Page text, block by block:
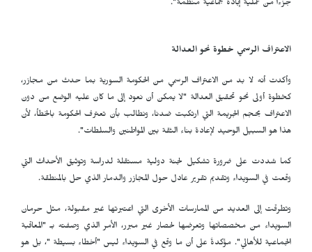
جزءاً من عملية إبادة جماعية منظمة".
الاعتراف الرسمي خطوة نحو العدالة
وأكدت أنه لا بد من الاعتراف الرسمي من الحكومة السورية بما حدث من مجازر،
كخطوة أولى نحو تحقيق العدالة "لا يمكن أن نعود إلى ما كان عليه الوضع من دون
الاعتراف بحجم الجريمة التي ارتكبت ضدنا، ونطالب بأن تعترف الحكومة بالخطأ، لأن
هذا هو السبيل الوحيد لإعادة بناء الثقة بين المواطنين والسلطات".
كما شددت على ضرورة تشكيل لجنة دولية مستقلة لدراسة وتوثيق الأحداث التي
وقعت في السويداء وتقديم تقرير عادل حول المجازر والدمار الذي حل بالمنطقة.
وتطرقت إلى العديد من الممارسات الأخرى التي اعتبرتها غير مقبولة، مثل حرمان
السويداء من مخصصاتها وتعرضها لحصار غير مبرر، الأمر الذي وصفته بـ "المعاقبة
الجماعية للأهالي". مؤكدةً على أن ما وقع في السويداء ليس "أخطاء بسيطة "، بل هو